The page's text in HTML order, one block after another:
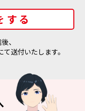
、
送付いたします。